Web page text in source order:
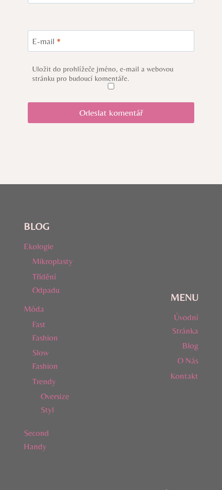
E-mail *
Uložit do prohlížeče jméno, e-mail a webovou
stránku pro budoucí komentáře.
BLOG
Ekologie
Mikroplasty
Třídění
Odpadu
Móda
Fast
Fashion
Slow
Fashion
Trendy
Oversize
Styl
Second
Handy
MENU
Úvodní
Stránka
Blog
O Nás
Kontakt